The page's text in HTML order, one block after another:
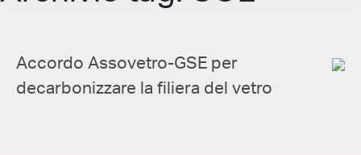
Accordo Assovetro-GSE per
decarbonizzare la filiera del vetro